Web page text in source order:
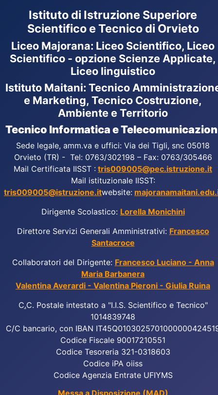
Istituto di Istruzione Superiore
Scientifico e Tecnico di Orvieto
Liceo Majorana: Liceo Scientifico, Liceo
Scientifico - opzione Scienze Applicate,
Liceo linguistico
Istituto Maitani: Tecnico
e Marketing, Tecnico Costruzione,
Ambiente e Territorio
Tecnico Informatica e
Sede legale, amm.va e uffici: Via dei Tigli, snc 05018
Orvieto (TR) - Tel: 0763/302198 – Fax: 0763/305466
Mail Certificata IISST : tris009005@pec.istruzione.it
Mail istituzionale IISST:
tris009005@istruzione.itwebsite:
Dirigente Scolastico: Lorella Monichini
Direttore Servizi Generali Amministrativi: Francesco
Santacroce
Collaboratori del Dirigente: Francesco Luciano - Anna
Maria Barbanera
Valentina Averardi - Valentina Pieroni - Giulia Ruina
C.C. Postale intestato a "I.I.S. Scientifico e Tecnico"
1014839748
C/C bancario, con IBAN
Codice Fiscale 90017210551
Codice Tesoreria 321-0318603
Codice iPA oiiss
Codice Agenzia Entrate UFIYMS
Messa a Disposizione (MAD)